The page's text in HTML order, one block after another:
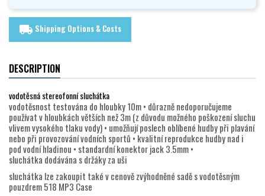
local_shipping Shipping Options & Costs
DESCRIPTION
vodotěsná stereofonní sluchátka
vodotěsnost testována do hloubky 10m • důrazně nedoporučujeme
používat v hloubkách větších než 3m (z důvodu možného poškození sluchu
vlivem vysokého tlaku vody) • umožňují poslech oblíbené hudby při plavání
nebo při provozování vodních sportů • kvalitní reprodukce hudby nad i
pod vodní hladinou • standardní konektor jack 3.5mm •
sluchátka dodávána s držáky za uši
sluchátka lze zakoupit také v cenově zvýhodněné sadě s vodotěsným
pouzdrem 518 MP3 Case